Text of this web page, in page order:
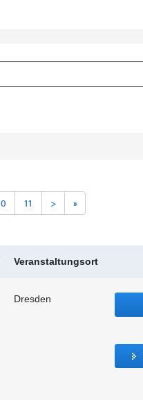
11 > »
Veranstaltungsort
Dresden